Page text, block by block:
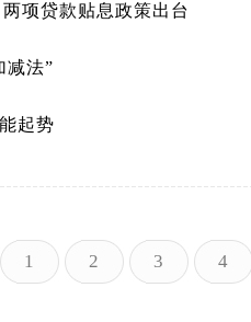
项贷款贴息政策出台
减法”
起势
1 2 3 4